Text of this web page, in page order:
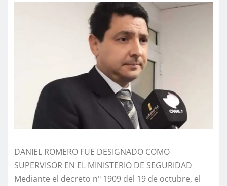
DANIEL ROMERO FUE DESIGNADO COMO
SUPERVISOR EN EL MINISTERIO DE SEGURIDAD
Mediante el decreto nº 1909 del 19 de octubre, el